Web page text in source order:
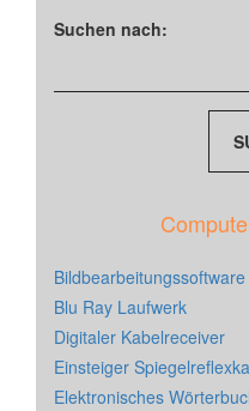
Suchen nach:
Bildbearbeitungssoftware
Blu Ray Laufwerk
Digitaler Kabelreceiver
Einsteiger
Elektronisches